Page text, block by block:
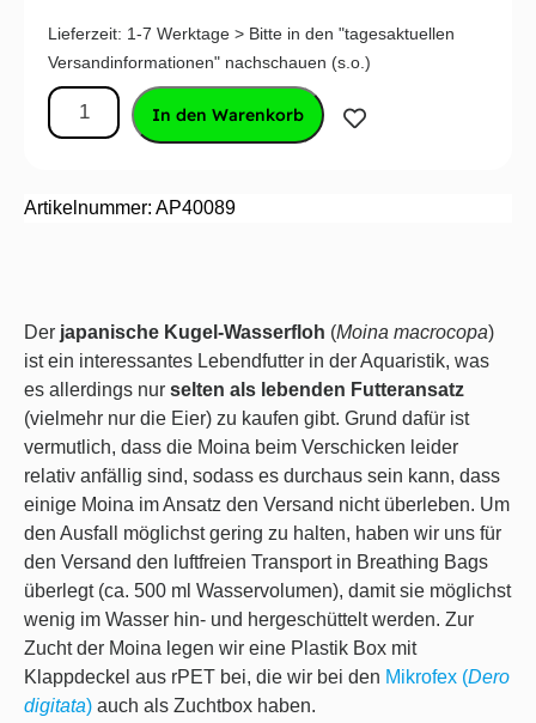
Lieferzeit: 1-7 Werktage > Bitte in den "tagesaktuellen
Versandinformationen" nachschauen (s.o.)
In den Warenkorb
Artikelnummer: AP40089
Der japanische Kugel-Wasserfloh (Moina macrocopa)
ist ein interessantes Lebendfutter in der Aquaristik, was
es allerdings nur selten als lebenden Futteransatz
(vielmehr nur die Eier) zu kaufen gibt. Grund dafür ist
vermutlich, dass die Moina beim Verschicken leider
relativ anfällig sind, sodass es durchaus sein kann, dass
einige Moina im Ansatz den Versand nicht überleben. Um
den Ausfall möglichst gering zu halten, haben wir uns für
den Versand den luftfreien Transport in Breathing Bags
überlegt (ca. 500 ml Wasservolumen), damit sie möglichst
wenig im Wasser hin- und hergeschüttelt werden. Zur
Zucht der Moina legen wir eine Plastik Box mit
Klappdeckel aus rPET bei, die wir bei den Mikrofex (Dero
digitata) auch als Zuchtbox haben.